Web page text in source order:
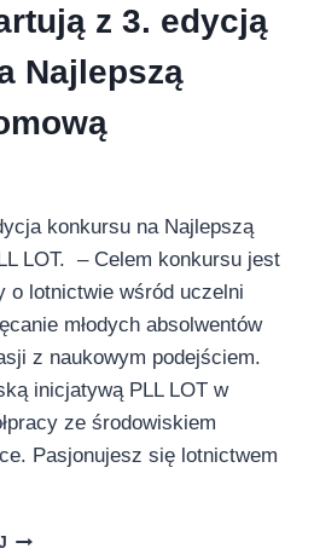
z 3. edycją
Najlepszą
konkursu na Najlepszą
LOT. – Celem konkursu jest
o lotnictwie wśród uczelni
młodych absolwentów
z naukowym podejściem.
inicjatywą PLL LOT w
ze środowiskiem
Pasjonujesz się lotnictwem
PLL